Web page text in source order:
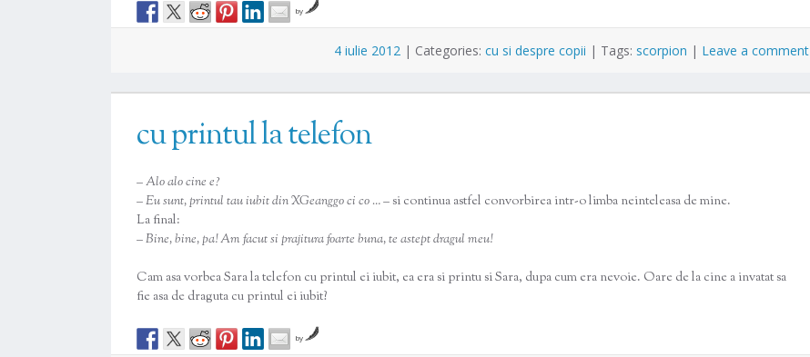
by
4 iulie 2012 | Categories: cu si despre copii | Tags: scorpion | Leave a comment
cu printul la telefon
– Alo alo cine e?
– Eu sunt, printul tau iubit din XGeanggo ci co …– si continua astfel convorbirea intr-o limba neinteleasa de mine.
La final:
– Bine, bine, pa! Am facut si prajitura foarte buna, te astept dragul meu!
Cam asa vorbea Sara la telefon cu printul ei iubit, ea era si printu si Sara, dupa cum era nevoie. Oare de la cine a invatat sa
fie asa de draguta cu printul ei iubit?
by